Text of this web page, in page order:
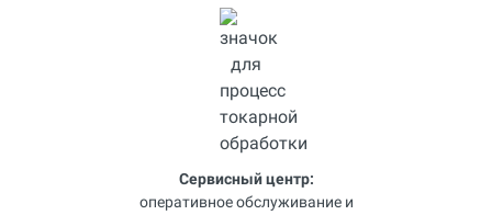
Сервисный центр:
оперативное обслуживание и